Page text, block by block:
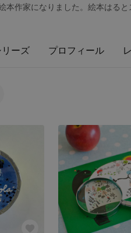
本作家になりました。絵本はる
リーズ プロフィール